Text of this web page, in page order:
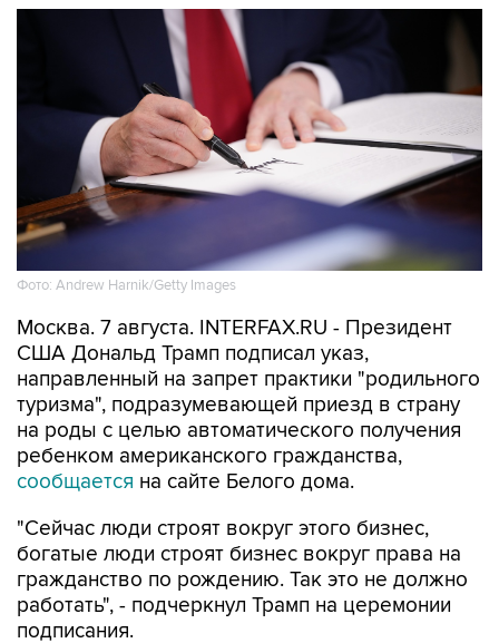
Фото: Andrew Harnik/Getty Images
Москва. 7 августа. INTERFAX.RU - Президент
США Дональд Трамп подписал указ,
направленный на запрет практики "родильного
туризма", подразумевающей приезд в страну
на роды с целью автоматического получения
ребенком американского гражданства,
сообщается на сайте Белого дома.
"Сейчас люди строят вокруг этого бизнес,
богатые люди строят бизнес вокруг права на
гражданство по рождению. Так это не должно
работать", - подчеркнул Трамп на церемонии
подписания.